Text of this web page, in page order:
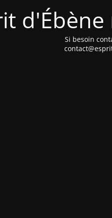
Si besoin